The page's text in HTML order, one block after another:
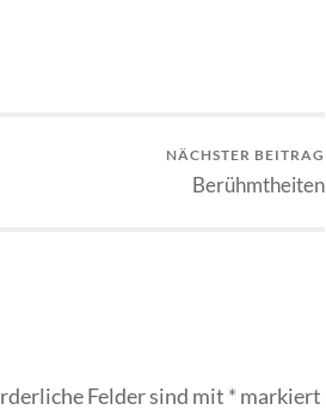
NÄCHSTER BEITRAG
Berühmtheiten
Felder sind mit * markiert